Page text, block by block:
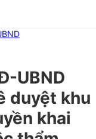
UBND
duyệt khu
khai